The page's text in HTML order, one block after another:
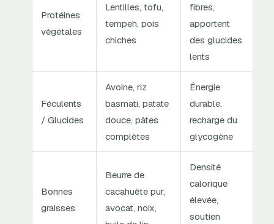
Protéines
végétales
Lentilles, tofu,
tempeh, pois
chiches
fibres,
apportent
des glucides
lents
Féculents
/ Glucides
Avoine, riz
basmati, patate
douce, pâtes
complètes
Énergie
durable,
recharge du
glycogène
Bonnes
graisses
Beurre de
cacahuète pur,
avocat, noix,
Densité
calorique
élevée,
soutien